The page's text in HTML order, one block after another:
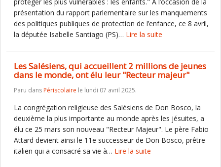
présentation du rapport parlementaire sur les manquements
des politiques publiques de protection de l’enfance, ce 8 avril,
la députée Isabelle Santiago (PS)… Lire la suite
Les Salésiens, qui accueillent 2 millions de jeunes
dans le monde, ont élu leur "Recteur majeur"
Paru dansPériscolaire le lundi 07 avril 2025.
La congrégation religieuse des Salésiens de Don Bosco, la
deuxième la plus importante au monde après les jésuites, a
élu ce 25 mars son nouveau "Recteur Majeur". Le père Fabio
Attard devient ainsi le 11e successeur de Don Bosco, prêtre
italien qui a consacré sa vie à… Lire la suite